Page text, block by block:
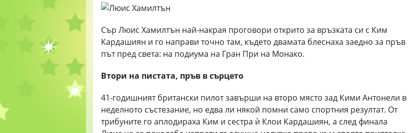
Сър Люис Хамилтън най-накрая проговори открито за връзката си с Ким
Кардашиян и го направи точно там, където двамата блеснаха заедно за пръв
път пред света: на подиума на Гран При на Монако.
Втори на пистата, пръв в сърцето
41-годишният британски пилот завърши на второ място зад Кими Антонели в
неделното състезание, но едва ли някой помни само спортния резултат. От
трибуните го аплодираха Ким и сестра ѝ Клои Кардашиян, а след финала